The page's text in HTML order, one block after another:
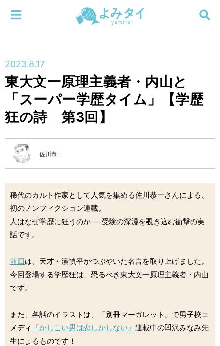
連載
新刊
編集部
検索する
メニューを閉じる
2023.8.17
東大文一原理主義者・内山と
「スーパー学歴タイム」【学歴
狂の詩 第3回】
佐川恭一
稀代のカルト作家として人気を集める佐川恭一さんによる、
初のノンフィクション連載。
人はなぜ学歴に狂うのか──受験の深淵を覗き込む衝撃の実
話です。
前回は、天才・濱慎平がつぶやいた名言を取り上げました。
今回登場する学歴狂は、恐るべき東大文一原理主義者・内山
です。
また、各話のイラストは、「別冊マーガレット」で男子校コ
メディ
『かしこい男は恋しかしない』 連載中の凹沢みなみ先
生によるものです！